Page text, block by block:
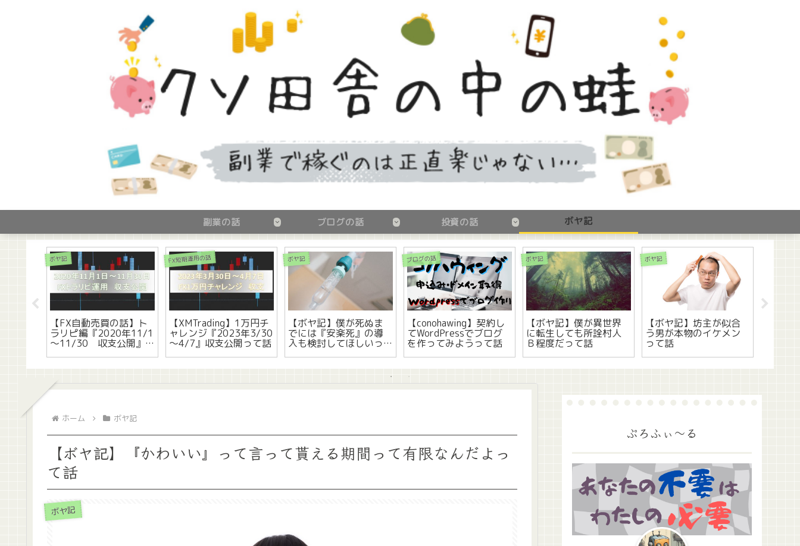
副業の話 ブログの話 投資の話 ボヤ記
ボヤ記
【ボヤ記】『美』とは
『時間』と『金』の集
合体って話
ボヤ記
【ボヤ記】浮気するな
ら残りの人生捨てる覚
悟でやれって話
ボヤ記
【ボヤ記】家族経営が
悪いんじゃない、後継
ぎの人間性が悪いんだ
って話
修理の話
【任天堂switch】反応
しないジョイコン(右)の
『スライダー』の修理
手順って話
修理の話
【任天堂switch】反応
しないジョイコン(右)の
『SR/SLボタン』の修理
手順って話
修理の話
【任天堂switch】反応
しないジョイコン(右)の
『ZRボタン』の修理手
順って話
ホーム ボヤ記
【ボヤ記】『かわいい』って言って貰える期間って有限なんだよっ
て話
ボヤ記
ぷろふぃ～る